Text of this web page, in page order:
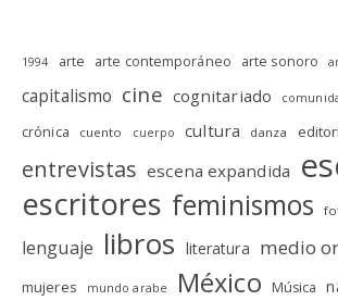
1994 arte arte contemporáneo arte sonoro
capitalismo cine cognitariado
crónica cuento cuerpo cultura danza
entrevistas escena expandida
escritores feminismos
lenguaje libros literatura medio
mujeres mundo arabe México Música